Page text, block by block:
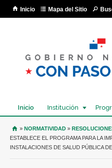
Inicio Mapa del Sitio
Inicio Institución
USTED SE
» NORMATIVIDAD »
ESTABLECE EL PROGRAMA PARA LA
INSTALACIONES DE SALUD PÚBLICA